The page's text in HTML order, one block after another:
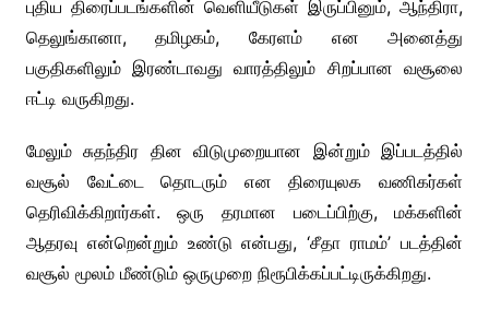
புதிய திரைப்படங்களின் வெளியீடுகள் இருப்பினும், ஆந்திரா,
தெலுங்கானா, தமிழகம், கேரளம் என அனைத்து
பகுதிகளிலும் இரண்டாவது வாரத்திலும் சிறப்பான வசூலை
ஈட்டி வருகிறது.
மேலும் சுதந்திர தின விடுமுறையான இன்றும் இப்படத்தில்
வசூல் வேட்டை தொடரும் என திரையுலக வணிகர்கள்
தெரிவிக்கிறார்கள். ஒரு தரமான படைப்பிற்கு, மக்களின்
ஆதரவு என்றென்றும் உண்டு என்பது, ‘சீதா ராமம்’ படத்தின்
வசூல் மூலம் மீண்டும் ஒருமுறை நிரூபிக்கப்பட்டிருக்கிறது.